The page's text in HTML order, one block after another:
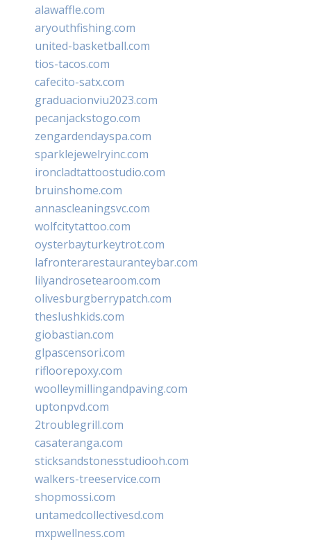
alawaffle.com
aryouthfishing.com
united-basketball.com
tios-tacos.com
cafecito-satx.com
graduacionviu2023.com
pecanjackstogo.com
zengardendayspa.com
sparklejewelryinc.com
ironcladtattoostudio.com
bruinshome.com
annascleaningsvc.com
wolfcitytattoo.com
oysterbayturkeytrot.com
lafronterarestauranteybar.com
lilyandrosetearoom.com
olivesburgberrypatch.com
theslushkids.com
giobastian.com
glpascensori.com
rifloorepoxy.com
woolleymillingandpaving.com
uptonpvd.com
2troublegrill.com
casateranga.com
sticksandstonesstudiooh.com
walkers-treeservice.com
shopmossi.com
untamedcollectivesd.com
mxpwellness.com